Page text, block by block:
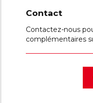
Contact
Contactez-nous
complémentaires